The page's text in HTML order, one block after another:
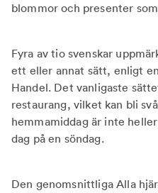
blommor och presenter
Fyra av tio svenskar
ett eller annat sätt, enligt
Handel. Det vanligaste
restaurang, vilket kan bli
hemmamiddag är inte
dag på en söndag.
Den genomsnittliga Alla